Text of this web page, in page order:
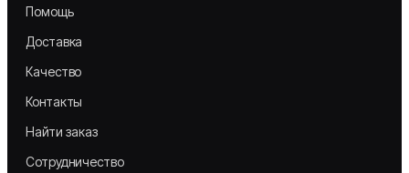
Помощь
Доставка
Качество
Контакты
Найти заказ
Сотрудничество